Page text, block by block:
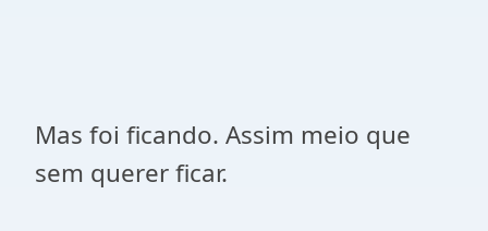
Mas foi ficando. Assim meio que
sem querer ficar.